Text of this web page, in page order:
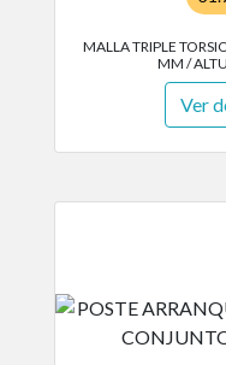
MALLA TRIPLE
MM /
Ver